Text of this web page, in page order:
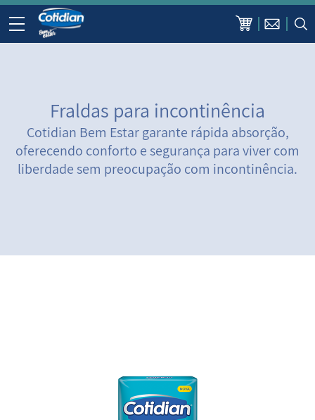
Fraldas para incontinência
Cotidian Bem Estar garante rápida absorção,
oferecendo conforto e segurança para viver com
liberdade sem preocupação com incontinência.